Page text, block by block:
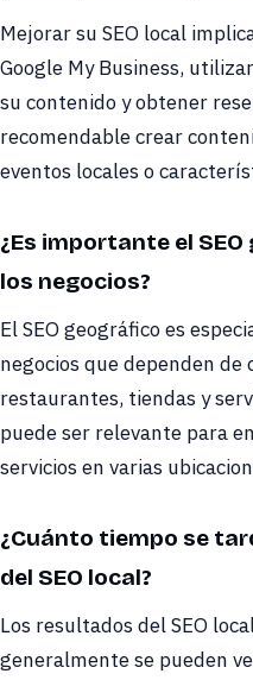
Mejorar su SEO local
Google My Business,
su contenido y obtener
recomendable crear
eventos locales o
¿Es importante el
los negocios?
El SEO geográfico es
negocios que dependen de
restaurantes, tiendas y
puede ser relevante para
servicios en varias
¿Cuánto tiempo se
del SEO local?
Los resultados del SEO
generalmente se pueden